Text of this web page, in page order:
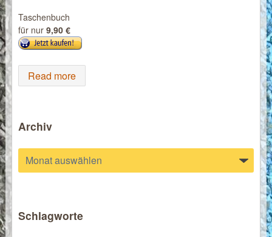
Taschenbuch
für nur 9,90 €
Read more
Archiv
Archiv
Schlagworte